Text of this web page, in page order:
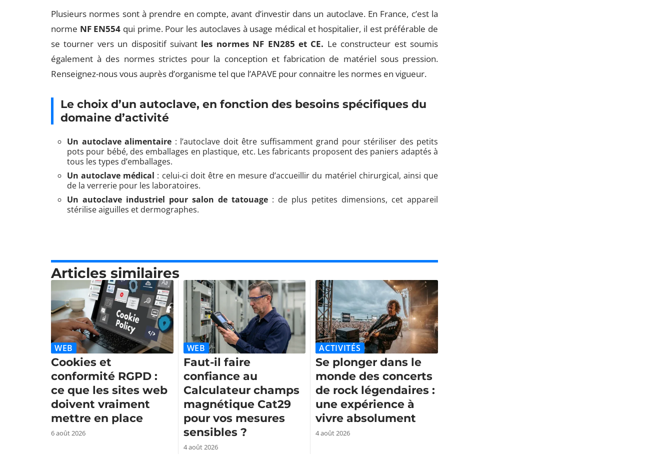
Plusieurs normes sont à prendre en compte, avant d’investir dans un autoclave. En France, c’est la
norme NF EN554 qui prime. Pour les autoclaves à usage médical et hospitalier, il est préférable de
se tourner vers un dispositif suivant les normes NF EN285 et CE. Le constructeur est soumis
également à des normes strictes pour la conception et fabrication de matériel sous pression.
Renseignez-nous vous auprès d’organisme tel que l’APAVE pour connaitre les normes en vigueur.
Le choix d’un autoclave, en fonction des besoins spécifiques du
domaine d’activité
Un autoclave alimentaire : l’autoclave doit être suffisamment grand pour stériliser des petits
pots pour bébé, des emballages en plastique, etc. Les fabricants proposent des paniers adaptés à
tous les types d’emballages.
Un autoclave médical : celui-ci doit être en mesure d’accueillir du matériel chirurgical, ainsi que
de la verrerie pour les laboratoires.
Un autoclave industriel pour salon de tatouage : de plus petites dimensions, cet appareil
stérilise aiguilles et dermographes.
Articles similaires
WEB
Cookies et
conformité RGPD :
ce que les sites web
doivent vraiment
mettre en place
6 août 2026
WEB
Faut-il faire
confiance au
Calculateur champs
magnétique Cat29
pour vos mesures
sensibles ?
4 août 2026
ACTIVITÉS
Se plonger dans le
monde des concerts
de rock légendaires :
une expérience à
vivre absolument
4 août 2026